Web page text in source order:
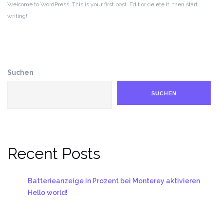
Welcome to WordPress. This is your first post. Edit or delete it, then start
writing!
Suchen
SUCHEN
Recent Posts
Batterieanzeige in Prozent bei Monterey aktivieren
Hello world!